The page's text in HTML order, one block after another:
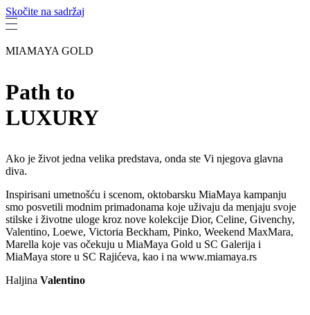
Skočite na sadržaj
MIAMAYA GOLD
Path to
LUXURY
Ako je život jedna velika predstava, onda ste Vi njegova glavna
diva.
Inspirisani umetnošću i scenom, oktobarsku MiaMaya kampanju
smo posvetili modnim primadonama koje uživaju da menjaju svoje
stilske i životne uloge kroz nove kolekcije Dior, Celine, Givenchy,
Valentino, Loewe, Victoria Beckham, Pinko, Weekend MaxMara,
Marella koje vas očekuju u MiaMaya Gold u SC Galerija i
MiaMaya store u SC Rajićeva, kao i na www.miamaya.rs
Haljina Valentino